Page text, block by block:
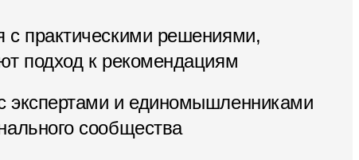
с практическими решениями,
подход к рекомендациям
экспертами и единомышленниками
сообщества